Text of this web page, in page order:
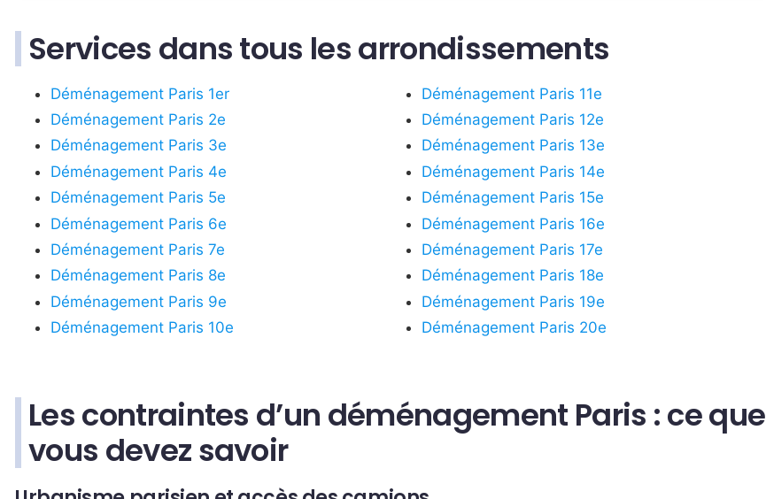
Services dans tous les arrondissements
Déménagement Paris 1er
Déménagement Paris 2e
Déménagement Paris 3e
Déménagement Paris 4e
Déménagement Paris 5e
Déménagement Paris 6e
Déménagement Paris 7e
Déménagement Paris 8e
Déménagement Paris 9e
Déménagement Paris 10e
Déménagement Paris 11e
Déménagement Paris 12e
Déménagement Paris 13e
Déménagement Paris 14e
Déménagement Paris 15e
Déménagement Paris 16e
Déménagement Paris 17e
Déménagement Paris 18e
Déménagement Paris 19e
Déménagement Paris 20e
Les contraintes d’un déménagement Paris : ce que
vous devez savoir